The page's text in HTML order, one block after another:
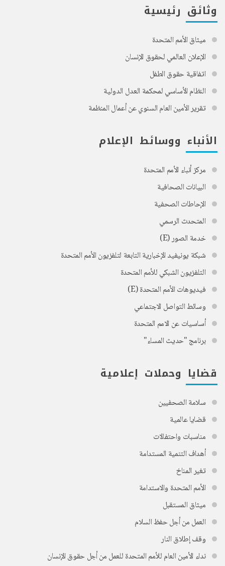
وثائق رئيسية
ميثاق الأمم المتحدة
الإعلان العالمي لحقوق الإنسان
اتفاقية حقوق الطفل
النظام الأساسي لمحكمة العدل الدولية
تقرير الأمين العام السنوي عن أعمال المنظمة
الأنباء ووسائط الإعلام
مركز أنباء الأمم المتحدة
البيانات الصحافية
الإحاطات الصحفية
المتحدث الرسمي
خدمة الصور (E)
شبكة يونيفيد الإخبارية التابعة لتلفزيون الأمم المتحدة
التلفزيون الشبكي للأمم المتحدة
فيديوهات الأمم المتحدة (E)
وسائط التواصل الاجتماعي
أساسيات عن الامم المتحدة
برنامج "حديث المساء"
قضايا وحملات إعلامية
سلامة الصحفيين
قضايا عالمية
مناسبات واحتفالات
أهداف التنمية المستدامة
تغير المناخ
الأمم المتحدة والاستدامة
ميثاق المستقبل
العمل من أجل حفظ السلام
وقف إطلاق النار
نداء الأمين العام للأمم المتحدة للعمل من أجل حقوق الإنسان